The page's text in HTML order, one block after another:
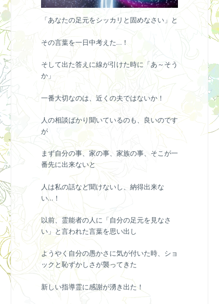
「あなたの足元をシッカリと固めなさい」と
その言葉を一日中考えた…！
そして出た答えに線が引けた時に「あ～そう
か」
一番大切なのは、近くの夫ではないか！
人の相談ばかり聞いているのも、良いのです
が
まず自分の事、家の事、家族の事、そこが一
番先に出来ないと
人は私の話など聞けないし、納得出来な
い…！
以前、霊能者の人に「自分の足元を見なさ
い」と言われた言葉を思い出し
ようやく自分の愚かさに気が付いた時、ショ
ックと恥ずかしさが襲ってきた
新しい指導霊に感謝が湧き出た！